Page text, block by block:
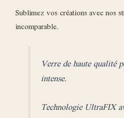
Sublimez vos créations avec nos
incomparable.
Verre de haute qualité
intense.
Technologie UltraFIX